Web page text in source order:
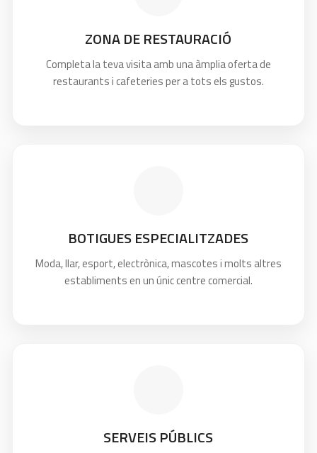
ZONA DE RESTAURACIÓ
Completa la teva visita amb una àmplia oferta de
restaurants i cafeteries per a tots els gustos.
BOTIGUES ESPECIALITZADES
Moda, llar, esport, electrònica, mascotes i molts altres
establiments en un únic centre comercial.
SERVEIS PÚBLICS